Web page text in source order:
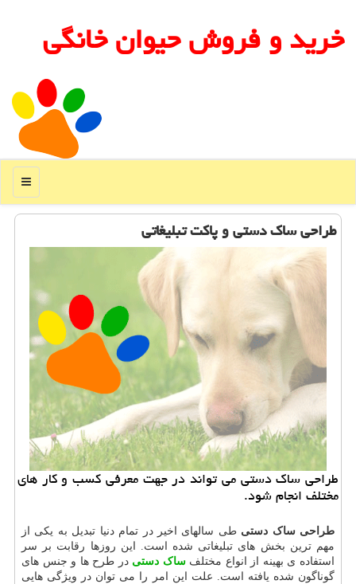
خرید و فروش حیوان خانگی
منو
طراحی ساك دستی و پاكت تبلیغاتی
طراحی ساك دستی می تواند در جهت معرفی كسب و كار های
مختلف انجام شود.
طراحی ساک دستی طی سالهای اخیر در تمام دنیا تبدیل به یکی از
مهم ترین بخش های تبلیغاتی شده است. این روزها رقابت بر سر
استفاده ی بهینه از انواع مختلفساک دستی در طرح ها و جنس های
گوناگون شده یافته است. علت این امر را می توان در ویژگی هایی